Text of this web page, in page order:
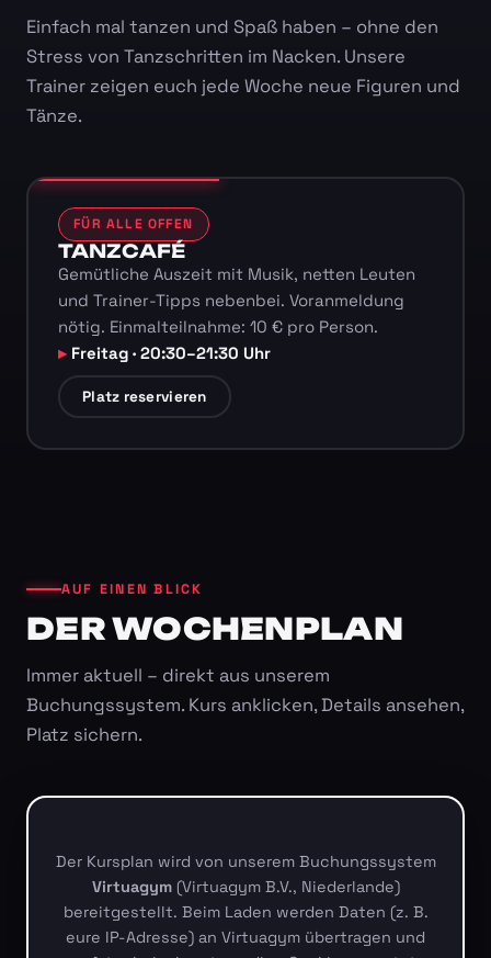
Einfach mal tanzen und Spaß haben – ohne den
Stress von Tanzschritten im Nacken. Unsere
Trainer zeigen euch jede Woche neue Figuren und
Tänze.
FÜR ALLE OFFEN
TANZCAFÉ
Gemütliche Auszeit mit Musik, netten Leuten
und Trainer-Tipps nebenbei. Voranmeldung
nötig. Einmalteilnahme: 10 € pro Person.
Freitag · 20:30–21:30 Uhr
Platz reservieren
AUF EINEN BLICK
DER WOCHENPLAN
Immer aktuell – direkt aus unserem
Buchungssystem. Kurs anklicken, Details ansehen,
Platz sichern.
Der Kursplan wird von unserem Buchungssystem
Virtuagym(Virtuagym B.V., Niederlande)
bereitgestellt. Beim Laden werden Daten (z. B.
eure IP-Adresse) an Virtuagym übertragen und